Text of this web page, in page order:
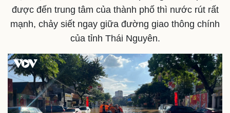
Doanh nghiệp
Thông tin doanh nghiệp
Doanh nghiệp 24h
Doanh nhân
Công nghệ
Sành điệu
Tin Công nghệ
Trải nghiệm
được đến trung tâm của thành phố thì nước rút rất
mạnh, chảy siết ngay giữa đường giao thông chính
của tỉnh Thái Nguyên.